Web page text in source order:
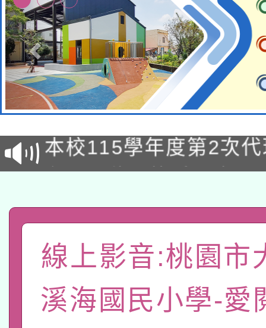
本校115學年度第1次
第3次招考甄選結果公
本校115學年度第2次
次招考甄選結果公告(
有關原住民族委員會
答一案
有關本府115年70歲以
人員健康講座「吃得安
心」，鼓勵退休同仁踴
本校115學年度第2次
招甄選結果公告(無人
適應運動共學行動站研
本館辦理115年度閱讀
線上影音:桃園市
溪海國民小學-愛